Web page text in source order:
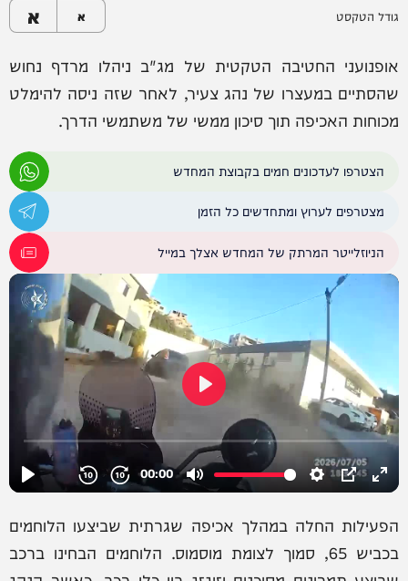
גודל הטקסט א א
אופנועני החטיבה הטקטית של מג"ב ניהלו מרדף נחוש
שהסתיים במעצרו של נהג צעיר, לאחר שזה ניסה להימלט
מכוחות האכיפה תוך סיכון ממשי של משתמשי הדרך.
הצטרפו לעדכונים חמים בקבוצת המחדש
מצטרפים לערוץ ומתחדשים כל הזמן
הניוזלייטר המרתק של המחדש אצלך במייל
הפעילות החלה במהלך אכיפה שגרתית שביצעו הלוחמים
בכביש 65, סמוך לצומת מוסמוס. הלוחמים הבחינו ברכב